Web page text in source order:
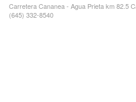
Carretera Cananea - Agua Prieta km 82.5
(645) 332-8540